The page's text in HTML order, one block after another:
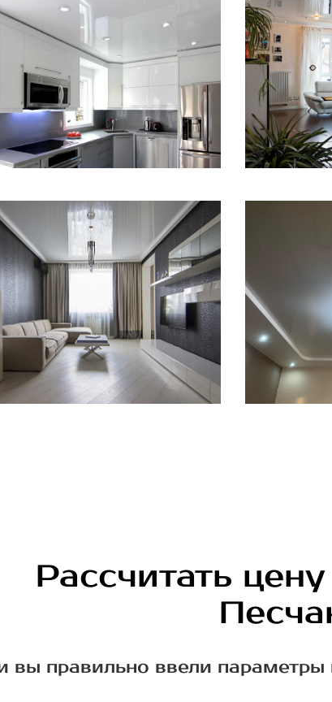
Рассчитать
вы правильно ввели параметры